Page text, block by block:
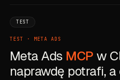
TEST · META ADS
Meta Ads MCP w
naprawdę potrafi, a
TEST